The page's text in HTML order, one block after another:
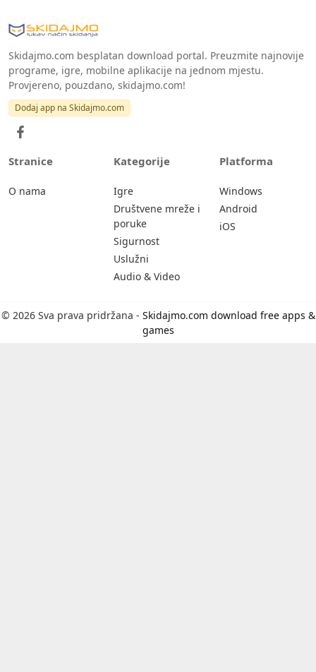
Skidajmo.com besplatan download portal. Preuzmite najnovije
programe, igre, mobilne aplikacije na jednom mjestu.
Provjereno, pouzdano, skidajmo.com!
Dodaj app na Skidajmo.com
Stranice
O nama
Kategorije
Igre
Društvene mreže i
poruke
Sigurnost
Uslužni
Audio & Video
Platforma
Windows
Android
iOS
© 2026 Sva prava pridržana - Skidajmo.com download free apps &
games